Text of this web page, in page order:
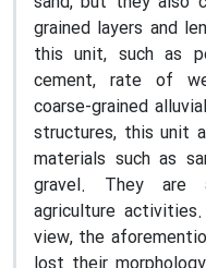
grained layers and
this unit, such as
cement, rate of
coarse-grained
structures, this unit
materials such as
gravel. They are
agriculture
view, the